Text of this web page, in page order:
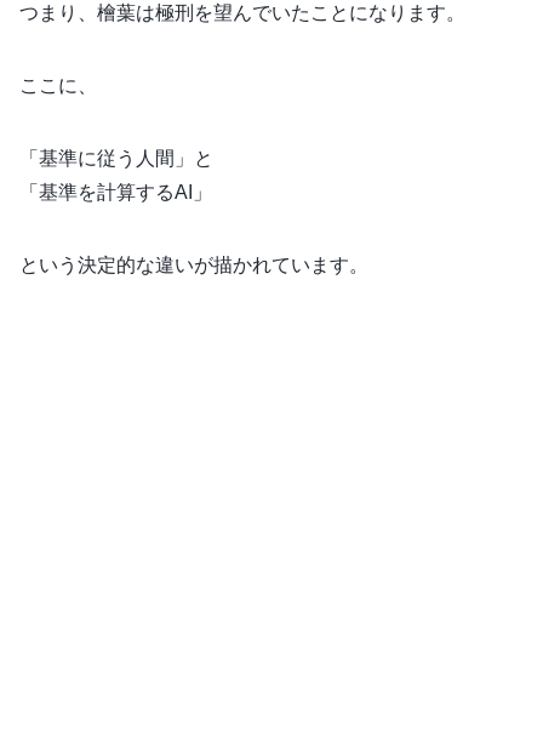
つまり、檜葉は極刑を望んでいたことになります。
ここに、
「基準に従う人間」と
「基準を計算するAI」
という決定的な違いが描かれています。